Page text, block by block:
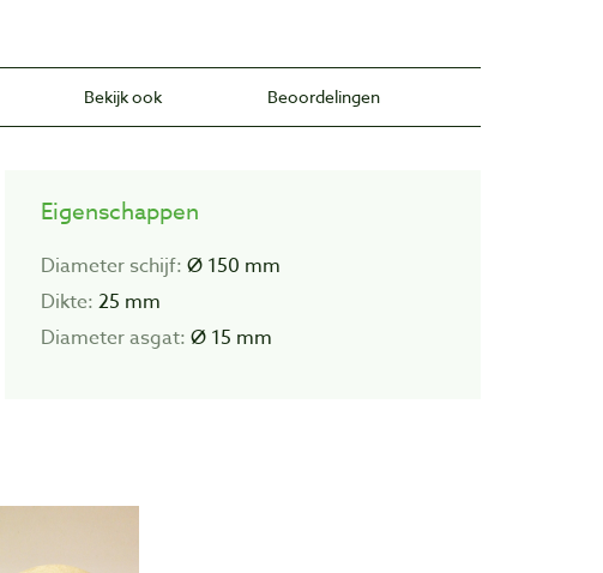
Bekijk ook Beoordelingen
Eigenschappen
Diameter schijf: Ø 150 mm
Dikte: 25 mm
Diameter asgat: Ø 15 mm